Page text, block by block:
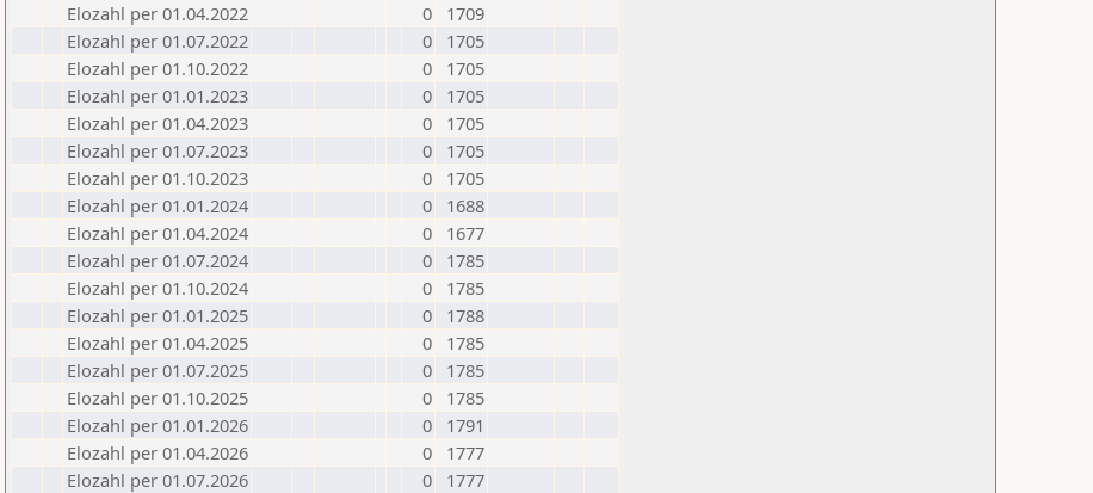
Elozahl per 01.04.2022
0
1709
Elozahl per 01.07.2022
0
1705
Elozahl per 01.10.2022
0
1705
Elozahl per 01.01.2023
0
1705
Elozahl per 01.04.2023
0
1705
Elozahl per 01.07.2023
0
1705
Elozahl per 01.10.2023
0
1705
Elozahl per 01.01.2024
0
1688
Elozahl per 01.04.2024
0
1677
Elozahl per 01.07.2024
0
1785
Elozahl per 01.10.2024
0
1785
Elozahl per 01.01.2025
0
1788
Elozahl per 01.04.2025
0
1785
Elozahl per 01.07.2025
0
1785
Elozahl per 01.10.2025
0
1785
Elozahl per 01.01.2026
0
1791
Elozahl per 01.04.2026
0
1777
Elozahl per 01.07.2026
0 1777